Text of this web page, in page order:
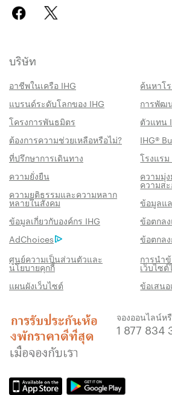
บริษัท
อาชีพในเครือ IHG
ค้นหาโ
แบรนด์ระดับโลกของ IHG
การพัฒ
โครงการพันธมิตร
ตัวแทน
ต้องการความช่วยเหลือหรือไม่?
IHG®
ที่ปรึกษาการเดินทาง
โรงแร
ความยั่งยืน
ความมุ่
ความส
ความยุติธรรมและความหลาก
หลายในสังคม
ข้อมูลแ
ข้อมูลเกี่ยวกับองค์กร IHG
ข้อตกล
AdChoices
ข้อตกล
ศูนย์ความเป็นส่วนตัวและ
นโยบายคุกกี้
การนำ
เว็บไซ
แผนผังเว็บไซต์
ข้อเสน
จองออนไลน์ห
1 877 834
สิทธิประโชน์เมื่อจองกับเรา
การรับประกันห้องพักราคาดีที่สุด
เราสัญญาว่าคุณจะได้รับราคาต่
ออนไลน์ มิฉะนั้น เราจะปรับให้
กว่า พร้อมให้คะแนน IHG® One
รับประกันการจองทางออนไลน์
รับประกันห้องพักของคุณแล้ว
เราไม่คิดค่าธรรมเนียมการจองส